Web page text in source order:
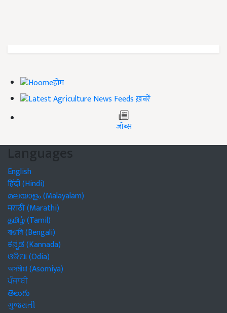
होम
ख़बरें
जॉब्स
Languages
English
हिंदी (Hindi)
മലയാളം (Malayalam)
मराठी (Marathi)
தமிழ் (Tamil)
বাঙালি (Bengali)
ಕನ್ನಡ (Kannada)
ଓଡିଆ (Odia)
অসমীয়া (Asomiya)
ਪੰਜਾਬੀ
తెలుగు
ગુજરાતી